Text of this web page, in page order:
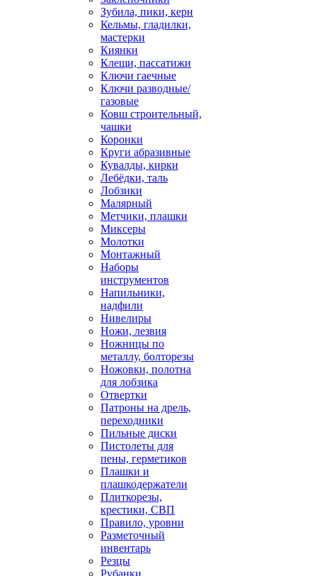
Зубила, пики, керн
Кельмы, гладилки,
мастерки
Киянки
Клещи, пассатижи
Ключи гаечные
Ключи разводные/
газовые
Ковш строительный,
чашки
Коронки
Круги абразивные
Кувалды, кирки
Лебёдки, таль
Лобзики
Малярный
Метчики, плашки
Миксеры
Молотки
Монтажный
Наборы
инструментов
Напильники,
надфили
Нивелиры
Ножи, лезвия
Ножницы по
металлу, болторезы
Ножовки, полотна
для лобзика
Отвертки
Патроны на дрель,
переходники
Пильные диски
Пистолеты для
пены, герметиков
Плашки и
плашкодержатели
Плиткорезы,
крестики, СВП
Правило, уровни
Разметочный
инвентарь
Резцы
Рубанки,